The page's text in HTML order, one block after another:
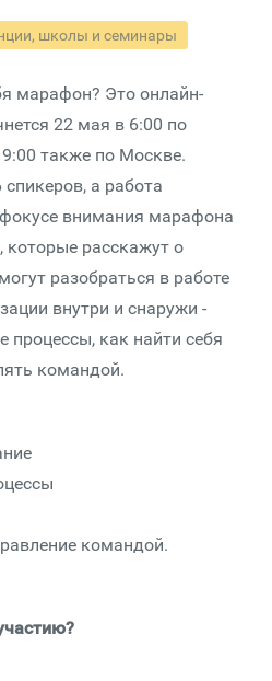
школы и семинары
марафон? Это онлайн-
22 мая в 6:00 по
также по Москве.
а работа
внимания марафона
которые расскажут о
разобраться в работе
внутри и снаружи -
процессы, как найти себя
командой.
командой.